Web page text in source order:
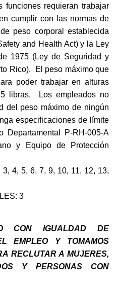
funciones requieran trabajar
cumplir con las normas de
peso corporal establecida
and Health Act)y la Ley
1975 (Ley de Seguridad y
Rico). El peso máximo que
poder trabajar en alturas
libras. Los empleados no
del peso máximo de ningún
especificaciones de límite
Departamental P-RH-005-A
y Equipo de Protección
3, 4, 5, 6, 7, 9, 10, 11, 12, 13,
3
CON IGUALDAD DE
EMPLEO Y TOMAMOS
RECLUTAR A MUJERES,
Y PERSONAS CON